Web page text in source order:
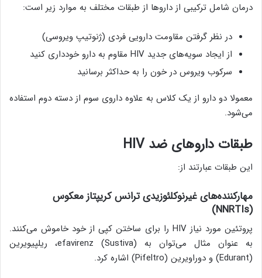
درمان شامل ترکیبی از داروها از طبقات مختلف به موارد زیر است:
در نظر گرفتن مقاومت دارویی فردی (ژنوتیپ ویروسی)
از ایجاد سویه‌های جدید HIV مقاوم به دارو خودداری کنید
سرکوب ویروس در خون را به حداکثر برسانید
معمولا دو دارو از یک کلاس به علاوه داروی سوم از دسته دوم استفاده
می‌شود.
طبقات داروهای ضدHIV
این طبقات عبارتند از:
مهارکننده‌های غیرنوکلئوزیدی ترانس کریپتاز معکوس
(
NNRTIs
)
پروتئین مورد نیاز HIV را برای ساختن کپی از خود خاموش می‌کنند.
به عنوان مثال می‌توان به efavirenz (Sustiva)، ریلپیویرین
(Edurant) و دوراویرین (Pifeltro) اشاره کرد.